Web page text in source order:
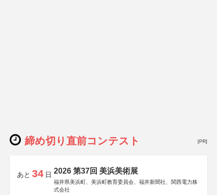
締め切り直前コンテスト [PR]
あと 34 日 2026 第37回 美浜美術展
福井県美浜町、美浜町教育委員会、福井新聞社、関西電力株
式会社